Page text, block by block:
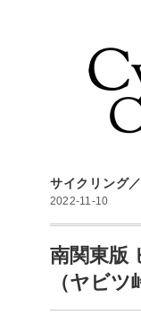
サイクリング
2022-11-10
南関東版
（ヤビツ